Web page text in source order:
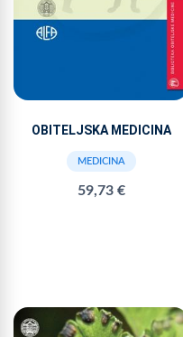
OBITELJSKA MEDICINA
MEDICINA
59,73 €